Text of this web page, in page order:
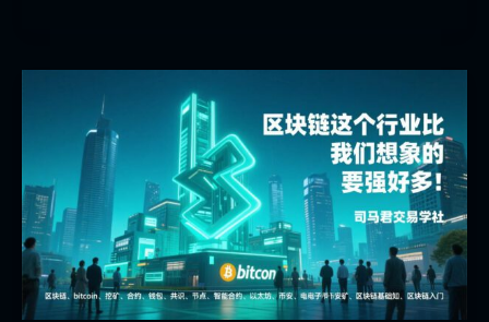
个
行
业
比
我
们